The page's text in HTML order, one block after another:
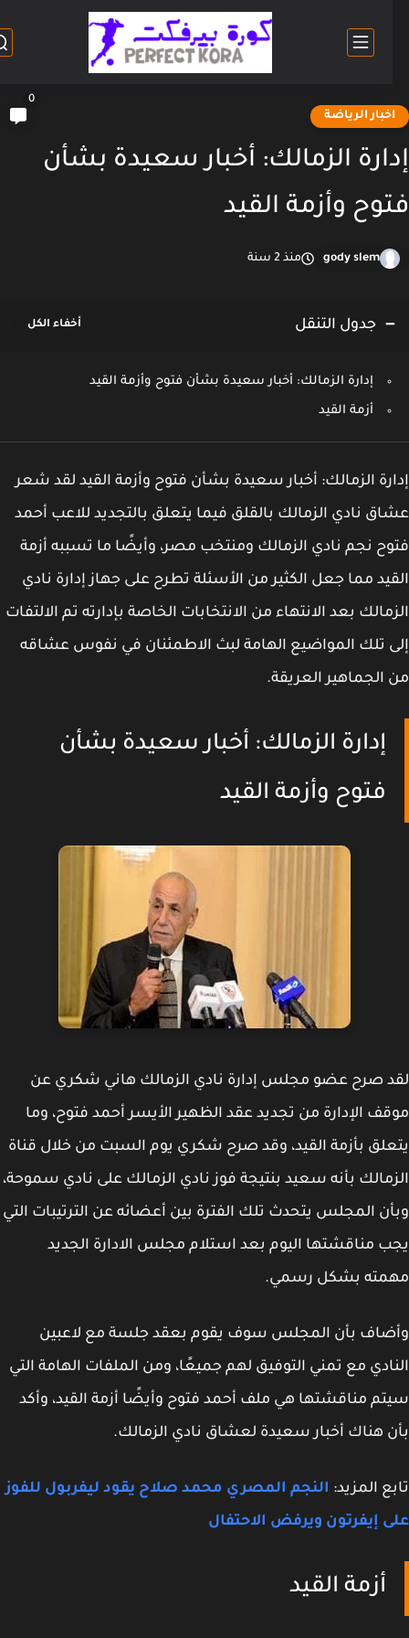
الرياضة
الزمالك: أخبار سعيدة بشأن
وأزمة القيد
gody slem منذ 2 سنة
جدول التنقل
إدارة الزمالك: أخبار سعيدة بشأن فتوح وأزمة القيد
أزمة القيد
الزمالك: أخبار سعيدة بشأن فتوح وأزمة القيد لقد شعر
نادي الزمالك بالقلق فيما يتعلق بالتجديد للاعب أحمد
نجم نادي الزمالك ومنتخب مصر، وأيضًا ما تسببه أزمة
مما جعل الكثير من الأسئلة تطرح على جهاز إدارة نادي
بعد الانتهاء من الانتخابات الخاصة بإدارته تم الالتفات
تلك المواضيع الهامة لبث الاطمئنان في نفوس عشاقه
العريقة.
إدارة الزمالك: أخبار سعيدة بشأن
فتوح وأزمة القيد
صرح عضو مجلس إدارة نادي الزمالك هاني شكري عن
الإدارة من تجديد عقد الظهير الأيسر أحمد فتوح، وما
بأزمة القيد، وقد صرح شكري يوم السبت من خلال قناة
بأنه سعيد بنتيجة فوز نادي الزمالك على نادي سموحة،
المجلس يتحدث تلك الفترة بين أعضائه عن الترتيبات التي
مناقشتها اليوم بعد استلام مجلس الادارة الجديد
بشكل رسمي.
بأن المجلس سوف يقوم بعقد جلسة مع لاعبين
مع تمني التوفيق لهم جميعًا، ومن الملفات الهامة التي
مناقشتها هي ملف أحمد فتوح وأيضًا أزمة القيد، وأكد
هناك أخبار سعيدة لعشاق نادي الزمالك.
المزيد:النجم المصري محمد صلاح يقود ليفربول للفوز
إيفرتون ويرفض الاحتفال
أزمة القيد